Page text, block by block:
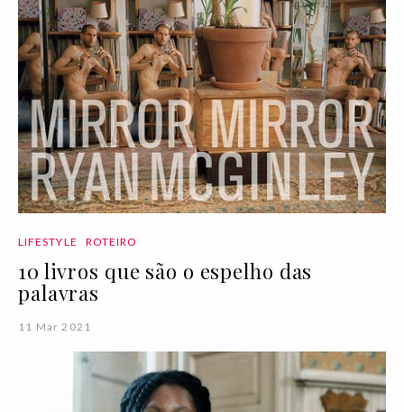
LIFESTYLE ROTEIRO
10 livros que são o espelho das
palavras
11 Mar 2021